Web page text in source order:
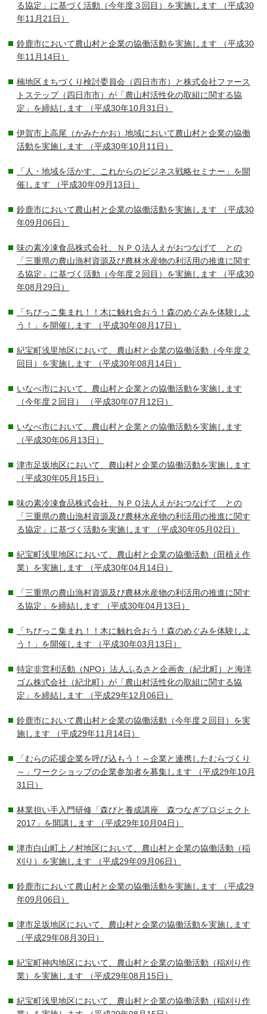
る協定」に基づく活動（今年度３回目）を実施します （平成30
年11月21日）
鈴鹿市において農山村と企業の協働活動を実施します （平成30
年11月14日）
楠地区まちづくり検討委員会（四日市市）と株式会社ファース
トステップ（四日市市）が「農山村活性化の取組に関する協
定」を締結します （平成30年10月31日）
伊賀市上高尾（かみたかお）地域において農山村と企業の協働
活動を実施します （平成30年10月11日）
「人・地域を活かす、これからのビジネス戦略セミナー」を開
催します （平成30年09月13日）
鈴鹿市において農山村と企業の協働活動を実施します （平成30
年09月06日）
味の素冷凍食品株式会社、ＮＰＯ法人えがおつなげて との
「三重県の農山漁村資源及び農林水産物の利活用の推進に関す
る協定」に基づく活動（今年度２回目）を実施します （平成30
年08月29日）
「ちびっこ集まれ！！木に触れ合おう！森のめぐみを体験しよ
う！」を開催します （平成30年08月17日）
紀宝町浅里地区において、農山村と企業の協働活動（今年度２
回目）を実施します （平成30年08月14日）
いなべ市において、農山村と企業との協働活動を実施します
（今年度２回目）
（平成30年07月12日）
いなべ市において、農山村と企業との協働活動を実施します
（平成30年06月13日）
津市足坂地区において、農山村と企業の協働活動を実施します
（平成30年05月15日）
味の素冷凍食品株式会社、ＮＰＯ法人えがおつなげて との
「三重県の農山漁村資源及び農林水産物の利活用の推進に関す
る協定」に基づく活動を実施します （平成30年05月02日）
紀宝町浅里地区において、農山村と企業の協働活動（田植え作
業）を実施します （平成30年04月14日）
「三重県の農山漁村資源及び農林水産物の利活用の推進に関す
る協定」を締結します （平成30年04月13日）
「ちびっこ集まれ！！木に触れ合おう！森のめぐみを体験しよ
う！」を開催します （平成30年03月13日）
特定非営利活動（NPO）法人ふるさと企画舎（紀北町）と海洋
ゴム株式会社（紀北町）が「農山村活性化の取組に関する協
定」を締結します （平成29年12月06日）
鈴鹿市において農山村と企業の協働活動（今年度２回目）を実
施します （平成29年11月14日）
「むらの応援企業を呼び込もう！～企業と連携したむらづくり
～」ワークショップの企業参加者を募集します （平成29年10月
31日）
林業担い手入門研修「森びと養成講座 森つなぎプロジェクト
2017」を開講します （平成29年10月04日）
津市白山町上ノ村地区において、農山村と企業の協働活動（稲
刈り）を実施します （平成29年09月06日）
鈴鹿市において農山村と企業の協働活動を実施します （平成29
年09月06日）
津市足坂地区において、農山村と企業の協働活動を実施します
（平成29年08月30日）
紀宝町神内地区において、農山村と企業の協働活動（稲刈り作
業）を実施します （平成29年08月15日）
紀宝町浅里地区において、農山村と企業の協働活動（稲刈り作